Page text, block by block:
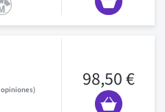
opiniones 98,50 €